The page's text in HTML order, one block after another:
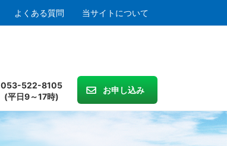
よくある質問 当サイトについて
053-522-8105
(平日9～17時)
お申し込み